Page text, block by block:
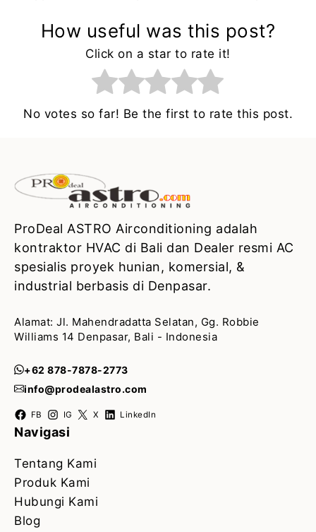
How useful was this post?
Click on a star to rate it!
No votes so far! Be the first to rate this post.
ProDeal ASTRO Airconditioning adalah
kontraktor HVAC di Bali dan Dealer resmi AC
spesialis proyek hunian, komersial, &
industrial berbasis di Denpasar.
Alamat: Jl. Mahendradatta Selatan, Gg. Robbie
Williams 14 Denpasar, Bali - Indonesia
+62 878-7878-2773
info@prodealastro.com
FB IG X LinkedIn
Navigasi
Tentang Kami
Produk Kami
Hubungi Kami
Blog